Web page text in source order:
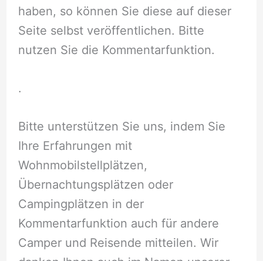
haben, so können Sie diese auf dieser
Seite selbst veröffentlichen. Bitte
nutzen Sie die Kommentarfunktion.
.
Bitte unterstützen Sie uns, indem Sie
Ihre Erfahrungen mit
Wohnmobilstellplätzen,
Übernachtungsplätzen oder
Campingplätzen in der
Kommentarfunktion auch für andere
Camper und Reisende mitteilen. Wir